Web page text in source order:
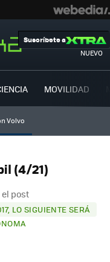
NUEVO
Suscríbete a
MOVILIDAD
Volvo
(4/21)
post
LO SIGUIENTE SERÁ